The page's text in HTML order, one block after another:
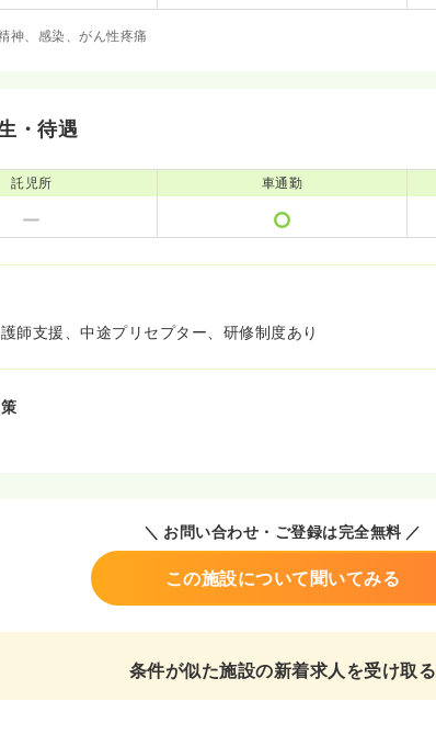
神、感染、がん性疼痛
・待遇
託児所 車通勤
師支援、中途プリセプター、研修制度あり
＼ お問い合わせ・ご登録は完全無料 ／
この施設について聞いてみる
条件が似た施設の新着求人を受け取る